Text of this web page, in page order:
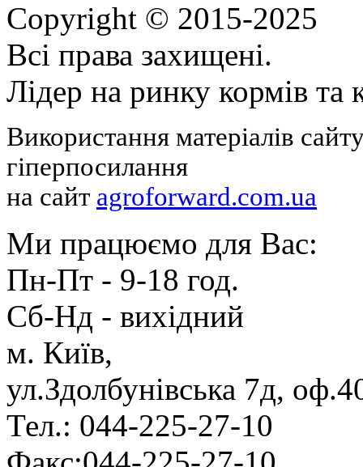
Copyright © 2015-2025
Всі права захищені.
Лідер на ринку кормів та
Використання матеріалів
гіперпосилання
на сайт agroforward.com.ua
Ми працюємо для Вас:
Пн-Пт - 9-18 год.
Cб-Нд - вихідний
м. Київ,
ул.Здолбунівська 7д,
Тел.: 044-225-27-10